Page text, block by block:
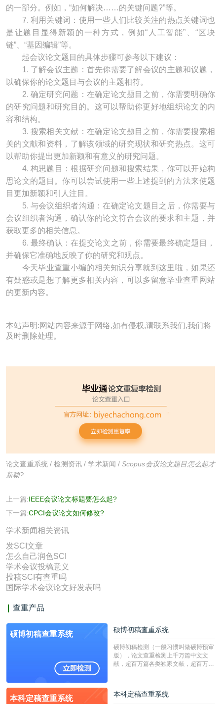
的一部分。例如，“如何解决……的关键问题?”等。
7. 利用关键词：使用一些人们比较关注的热点关键词也
是让题目显得新颖的一种方式，例如“人工智能”、“区块
链”、“基因编辑”等。
起会议论文题目的具体步骤可参考以下建议：
1. 了解会议主题：首先你需要了解会议的主题和议题，
以确保你的论文题目与会议的主题相符。
2. 确定研究问题：在确定论文题目之前，你需要明确你
的研究问题和研究目的。这可以帮助你更好地组织论文的内
容和结构。
3. 搜索相关文献：在确定论文题目之前，你需要搜索相
关的文献和资料，了解该领域的研究现状和研究热点。这可
以帮助你提出更加新颖和有意义的研究问题。
4. 构思题目：根据研究问题和搜索结果，你可以开始构
思论文的题目。你可以尝试使用一些上述提到的方法来使题
目更加新颖和引人注目。
5. 与会议组织者沟通：在确定论文题目之后，你需要与
会议组织者沟通，确认你的论文符合会议的要求和主题，并
获取更多的相关信息。
6. 最终确认：在提交论文之前，你需要最终确定题目，
并确保它准确地反映了你的研究和观点。
今天毕业查重小编的相关知识分享就到这里啦，如果还
有疑惑或是想了解更多相关内容，可以多留意毕业查重网站
的更新内容。
本站声明:网站内容来源于网络,如有侵权,请联系我们,我们将
及时删除处理。
论文查重系统 /检测资讯 /学术新闻 /Scopus会议论文题目怎么起才
新颖?
上一篇:IEEE会议论文标题要怎么起?
下一篇:CPCI会议论文如何修改?
学术新闻相关资讯
发SCI文章
怎么自己润色SCI
学术会议投稿意义
投稿SCI有查重吗
国际学术会议论文好发表吗
查重产品
硕博初稿查重系统 硕博初稿查重系统
硕博初稿检测（一般习惯叫做硕博预审
版），论文查重检测上千万篇中文文
献，超百万篇各类独家文献，超百万港
校用来检测硕博论文的系统，检测范围
广，数据来源真实，检测算法合理!本
本科定稿查重系统 本科定稿查重系统